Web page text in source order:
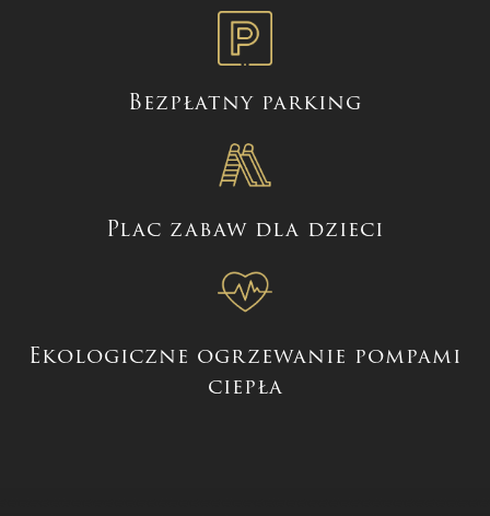
Bezpłatny parking
Plac zabaw dla dzieci
Ekologiczne ogrzewanie pompami
ciepła